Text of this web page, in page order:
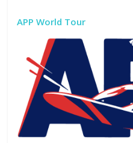
APP World Tour